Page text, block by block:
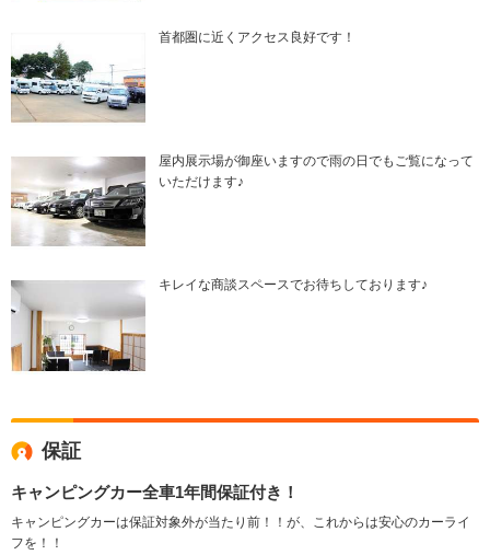
首都圏に近くアクセス良好です！
屋内展示場が御座いますので雨の日でもご覧になって
いただけます♪
キレイな商談スペースでお待ちしております♪
保証
キャンピングカー全車1年間保証付き！
キャンピングカーは保証対象外が当たり前！！が、これからは安心のカーライ
フを！！